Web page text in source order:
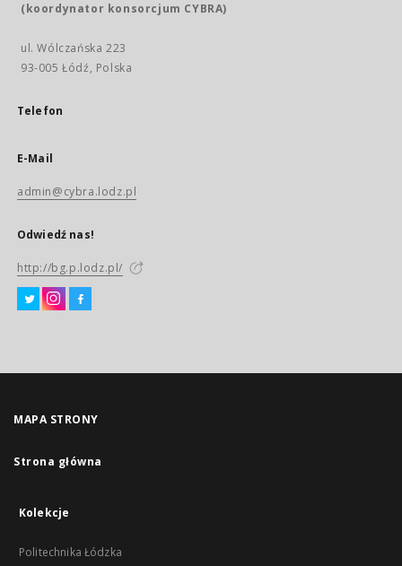
(koordynator konsorcjum CYBRA)
ul. Wólczańska 223
93-005 Łódź, Polska
Telefon
E-Mail
admin@cybra.lodz.pl
Odwiedź nas!
http://bg.p.lodz.pl/
MAPA STRONY
Strona główna
Kolekcje
Politechnika Łódzka